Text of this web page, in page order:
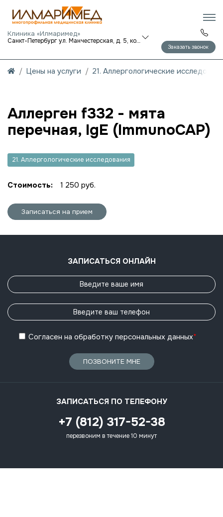
Клиника «Илмаримед»
Санкт-Петербург ул. Манчестерская, д. 5, корп. 1
Заказать звонок
Цены на услуги 21. Аллергологические
Аллерген f332 - мята
перечная, IgE (ImmunoCAP)
21. Аллергологические исследования
Стоимость: 1 250 руб.
Записаться на прием
ЗАПИСАТЬСЯ ОНЛАЙН
Согласен на обработку персональных данных*
ПОЗВОНИТЕ МНЕ
ЗАПИСАТЬСЯ ПО ТЕЛЕФОНУ
+7 (812) 317-52-38
перезвоним в течение 10 минут